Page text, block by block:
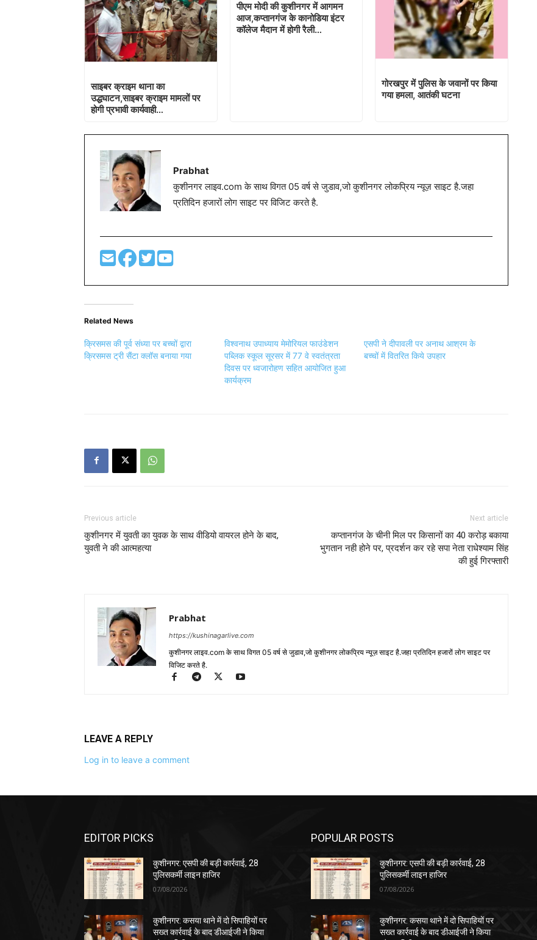
साइबर क्राइम थाना का
उद्धघाटन,साइबर क्राइम मामलों पर
होगी प्रभावी कार्यवाही…
पीएम मोदी की कुशीनगर में आगमन
आज,कप्तानगंज के कानोडिया इंटर
कॉलेज मैदान में होगी रैली…
गोरखपुर में पुलिस के जवानों पर किया
गया हमला, आतंकी घटना
Prabhat
कुशीनगर लाइव.com के साथ विगत 05 वर्ष से जुडाव,जो कुशीनगर लोकप्रिय न्यूज़ साइट है.जहा
प्रतिदिन हजारों लोग साइट पर विजिट करते है.
Related News
क्रिसमस की पूर्व संध्या पर बच्चों द्वारा
क्रिसमस ट्री सैंटा क्लॉस बनाया गया
विश्वनाथ उपाध्याय मेमोरियल फाउंडेशन
पब्लिक स्कूल सूरसर में 77 वे स्वतंत्रता
दिवस पर ध्वजारोहण सहित आयोजित हुआ
कार्यक्रम
एसपी ने दीपावली पर अनाथ आश्रम के
बच्चों में वितरित किये उपहार
Previous article
कुशीनगर में युवती का युवक के साथ वीडियो वायरल होने के बाद,
युवती ने की आत्महत्या
Next article
कप्तानगंज के चीनी मिल पर किसानों का 40 करोड़ बकाया
भुगतान नही होने पर, प्रदर्शन कर रहे सपा नेता राधेश्याम सिंह
की हुई गिरफ्तारी
Prabhat
https://kushinagarlive.com
कुशीनगर लाइव.com के साथ विगत 05 वर्ष से जुडाव,जो कुशीनगर लोकप्रिय न्यूज़ साइट है.जहा प्रतिदिन हजारों लोग साइट पर
विजिट करते है.
LEAVE A REPLY
Log in to leave a comment
EDITOR PICKS
कुशीनगर: एसपी की बड़ी कार्रवाई, 28
पुलिसकर्मी लाइन हाजिर
07/08/2026
कुशीनगर: कसया थाने में दो सिपाहियों पर
सख्त कार्रवाई के बाद डीआईजी ने किया
POPULAR POSTS
कुशीनगर: एसपी की बड़ी कार्रवाई, 28
पुलिसकर्मी लाइन हाजिर
07/08/2026
कुशीनगर: कसया थाने में दो सिपाहियों पर
सख्त कार्रवाई के बाद डीआईजी ने किया